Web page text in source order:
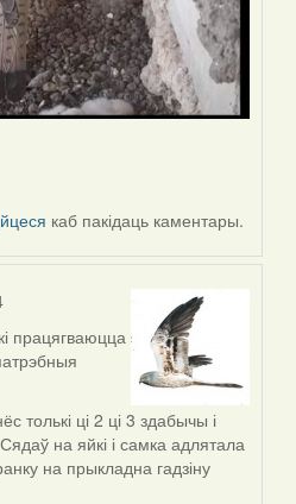
каб пакідаць каментары.
працягваюцца
толькі ці 2 ці 3 здабычы і
на яйкі і самка адлятала
на прыкладна гадзіну